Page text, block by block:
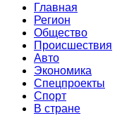
Главная
Регион
Общество
Происшествия
Авто
Экономика
Спецпроекты
Cпорт
В стране